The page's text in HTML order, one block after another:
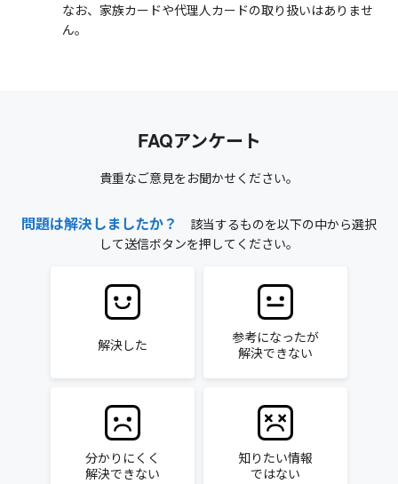
なお、家族カードや代理人カードの取り扱いはありませ
ん。
FAQアンケート
貴重なご意見をお聞かせください。
問題は解決しましたか？
該当するものを以下の中から選択
して送信ボタンを押してください。
解決した
参考になったが
解決できない
分かりにくく
解決できない
知りたい情報
ではない